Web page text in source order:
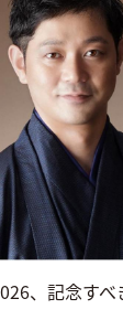
、記念す